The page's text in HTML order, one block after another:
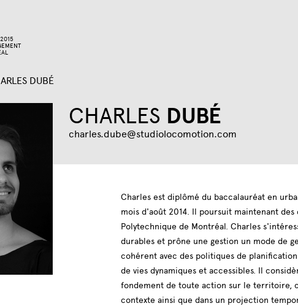
DUBÉ
CHARLES DUBÉ
charles.dube@studiolocomotion.com
Charles est diplômé du baccalauréat en
mois d'août 2014. Il poursuit maintenant
Polytechnique de Montréal. Charles
durables et prône une gestion un mode de
cohérent avec des politiques de
de vies dynamiques et accessibles. Il
fondement de toute action sur le territoire,
contexte ainsi que dans un projection